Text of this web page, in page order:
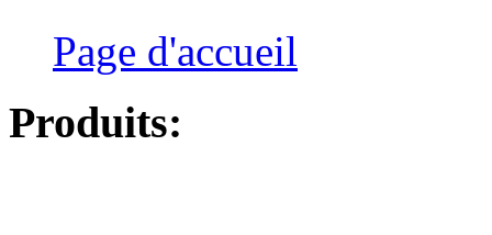
Page d'accueil
Produits: